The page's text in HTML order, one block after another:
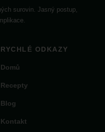
surovin. Jasný postup,
RYCHLÉ ODKAZY
Domů
Recepty
Blog
Kontakt